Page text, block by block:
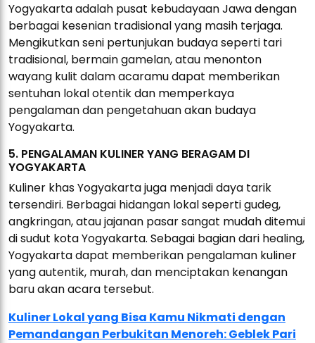
Yogyakarta adalah pusat kebudayaan Jawa dengan
berbagai kesenian tradisional yang masih terjaga.
Mengikutkan seni pertunjukan budaya seperti tari
tradisional, bermain gamelan, atau menonton
wayang kulit dalam acaramu dapat memberikan
sentuhan lokal otentik dan memperkaya
pengalaman dan pengetahuan akan budaya
Yogyakarta.
5. PENGALAMAN KULINER YANG BERAGAM DI
YOGYAKARTA
Kuliner khas Yogyakarta juga menjadi daya tarik
tersendiri. Berbagai hidangan lokal seperti gudeg,
angkringan, atau jajanan pasar sangat mudah ditemui
di sudut kota Yogyakarta. Sebagai bagian dari healing,
Yogyakarta dapat memberikan pengalaman kuliner
yang autentik, murah, dan menciptakan kenangan
baru akan acara tersebut.
Kuliner Lokal yang Bisa Kamu Nikmati dengan
Pemandangan Perbukitan Menoreh: Geblek Pari